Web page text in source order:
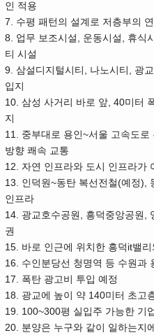
인 적용
7. 수평 패턴의 설계로 저층부의
8. 업무 보조시설 , 운동시설 , 휴식
티 시설
9. 삼설디지털시티 , 나노시티 , 광
입지
10. 삼성 사거리 바로 앞, 40미터
지
11. 중부대로 용인~서울 고속도로
방향 쾌속 교통
12. 자연 인프라와 도시 인프라가
13. 인덕원~동탄 복선전철(예정),
인프라
14. 광교호수공원 , 흥덕중앙공원 ,
권
15. 바로 인근에 위치한 흥덕 it밸
16. 수인분당선 청명역 등 수원과
17. 폭탄 광고비 투입 예정
18. 광교에 높이 약 140미터 초고
19. 100~300평 실입주 가능한 기
20. 분양은 누구와 같이 일하는지